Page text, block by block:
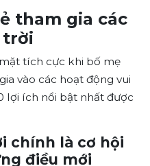
tham gia các
trời
tích cực khi bố mẹ
vào các hoạt động vui
lợi ích nổi bật nhất được
chính là cơ hội
điều mới